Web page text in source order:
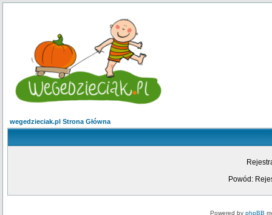
wegedzieciak.pl Strona Główna
Powód:
Powered by phpBB